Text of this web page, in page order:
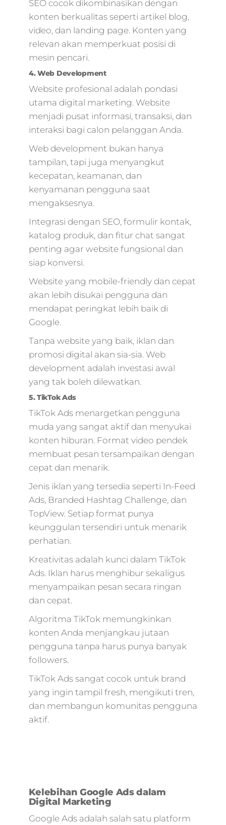
advertising
online,bisnis online
digital
marketing,kotler
SEO cocok dikombinasikan dengan
konten berkualitas seperti artikel blog,
video, dan landing page. Konten yang
relevan akan memperkuat posisi di
mesin pencari.
4. Web Development
Website profesional adalah pondasi
utama digital marketing. Website
menjadi pusat informasi, transaksi, dan
interaksi bagi calon pelanggan Anda.
Web development bukan hanya
tampilan, tapi juga menyangkut
kecepatan, keamanan, dan
kenyamanan pengguna saat
mengaksesnya.
Integrasi dengan SEO, formulir kontak,
katalog produk, dan fitur chat sangat
penting agar website fungsional dan
siap konversi.
Website yang mobile-friendly dan cepat
akan lebih disukai pengguna dan
mendapat peringkat lebih baik di
Google.
Tanpa website yang baik, iklan dan
promosi digital akan sia-sia. Web
development adalah investasi awal
yang tak boleh dilewatkan.
5. TikTok Ads
TikTok Ads menargetkan pengguna
muda yang sangat aktif dan menyukai
konten hiburan. Format video pendek
membuat pesan tersampaikan dengan
cepat dan menarik.
Jenis iklan yang tersedia seperti In-Feed
Ads, Branded Hashtag Challenge, dan
TopView. Setiap format punya
keunggulan tersendiri untuk menarik
perhatian.
Kreativitas adalah kunci dalam TikTok
Ads. Iklan harus menghibur sekaligus
menyampaikan pesan secara ringan
dan cepat.
Algoritma TikTok memungkinkan
konten Anda menjangkau jutaan
pengguna tanpa harus punya banyak
followers.
TikTok Ads sangat cocok untuk brand
yang ingin tampil fresh, mengikuti tren,
dan membangun komunitas pengguna
aktif.
Kelebihan Google Ads dalam
Digital Marketing
Google Ads adalah salah satu platform